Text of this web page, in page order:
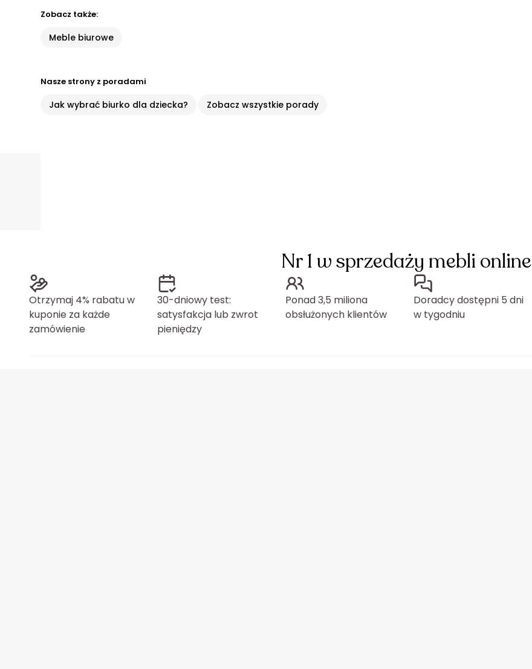
Zobacz także:
Meble biurowe
Nasze strony z poradami
Jak wybrać biurko dla dziecka? Zobacz wszystkie porady
Nr 1 w sprzedaży mebli online
Otrzymaj 4% rabatu w
kuponie za każde
zamówienie
30-dniowy test:
satysfakcja lub zwrot
pieniędzy
Ponad 3,5 miliona
obsłużonych klientów
Doradcy dostępni 5 dni
w tygodniu